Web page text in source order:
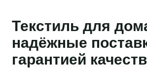
Текстиль для
надёжные
гарантией